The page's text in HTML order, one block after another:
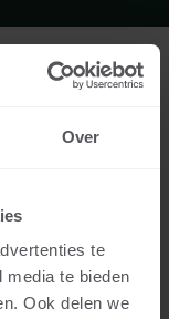
Over
te
te bieden
Ook delen we